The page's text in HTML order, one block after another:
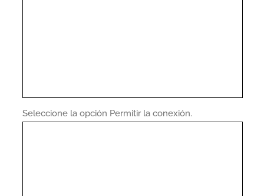
Seleccione la opción Permitir la conexión.